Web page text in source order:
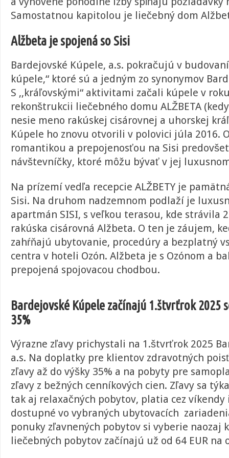
Samostatnou kapitolou je liečebný dom
Alžbeta je spojená soSisi
Bardejovské Kúpele, a.s. pokračujú v
kúpele,“ ktoré sú a jedným zo synonymov
S ,,kráľovskými“ aktivitami začali kúpele v
rekonštrukcii liečebného domu ALŽBETA
nesie meno rakúskej cisárovnej a uhorskej
Kúpele ho znovu otvorili v polovici júla 2016.
romantikou a prepojenosťou na Sisi
návštevníčky, ktoré môžu bývať v jej
Na prízemí vedľa recepcie ALŽBETY je
Sisi. Na druhom nadzemnom podlaží je
apartmán SISI, s veľkou terasou, kde strávila
rakúska cisárovná Alžbeta. O ten je záujem,
zahŕňajú ubytovanie, procedúry a bezplatný
centra v hoteli Ozón. Alžbeta je s Ozónom a
prepojená spojovacou chodbou.
Bardejovské Kúpele začínajú 1.štvrťrok 2025
35%
Výrazne zľavy prichystali na 1.štvrťrok 2025
a.s. Na doplatky pre klientov zdravotných
zľavy až do výšky 35% a na pobyty pre
zľavy z bežných cenníkových cien. Zľavy sa
tak aj relaxačných pobytov, platia cez víkendy
dostupné vo vybraných ubytovacích
ponuky zľavnených pobytov si vyberie naozaj
liečebných pobytov začínajú už od 64 EUR na